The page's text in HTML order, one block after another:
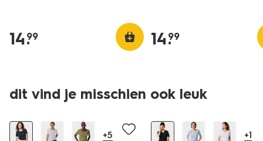
14.
99 14.
99
dit vind je misschien ook leuk
korting
+5
2 voor 19.99
+1